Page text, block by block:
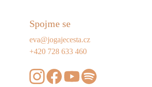
Spojme se
eva@jogajecesta.cz
+420 728 633 460